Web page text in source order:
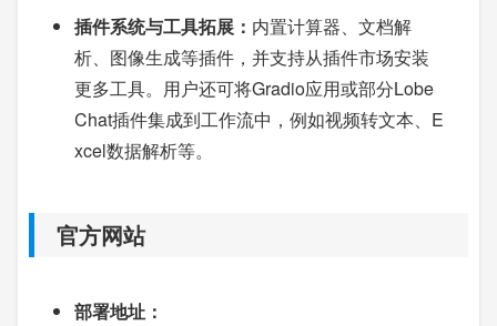
插件系统与工具拓展： 内置计算器、文档解
析、图像生成等插件，并支持从插件市场安装
更多工具。用户还可将Gradio应用或部分Lobe
Chat插件集成到工作流中，例如视频转文本、E
xcel数据解析等。
官方网站
部署地址：